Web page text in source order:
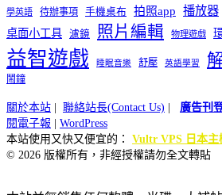
學英語 待辦事項 手機桌布 拍照app 播放器
桌面小工具 濾鏡 照片編輯 物理遊戲
益智遊戲 睡眠音樂 舒壓 英語學習
鬧鐘
關於本站 | 聯絡站長(Contact Us) | 廣告刊
閱電子報 | WordPress
本站使用又快又便宜的： Vultr VPS 日本主
© 2026 版權所有，非經授權請勿全文轉貼